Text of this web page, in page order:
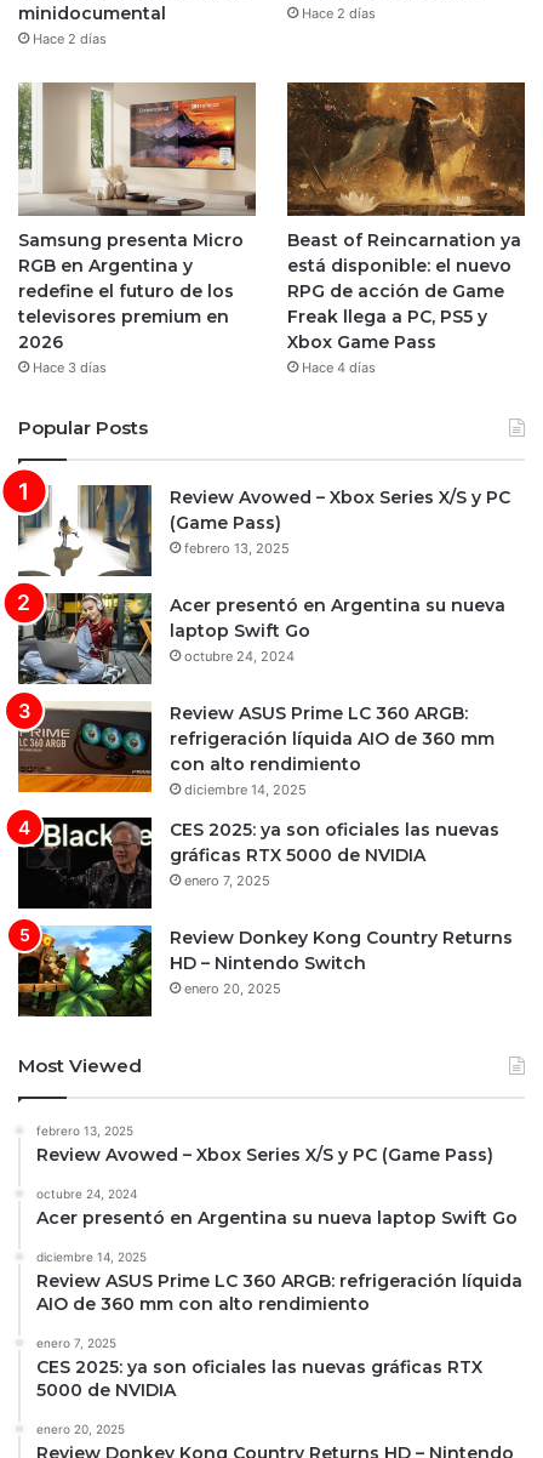
minidocumental
Hace 2 días
Hace 2 días
Samsung presenta Micro
RGB en Argentina y
redefine el futuro de los
televisores premium en
2026
Hace 3 días
Beast of Reincarnation ya
está disponible: el nuevo
RPG de acción de Game
Freak llega a PC, PS5 y
Xbox Game Pass
Hace 4 días
Popular Posts
Review Avowed – Xbox Series X/S y PC
(Game Pass)
febrero 13, 2025
Acer presentó en Argentina su nueva
laptop Swift Go
octubre 24, 2024
Review ASUS Prime LC 360 ARGB:
refrigeración líquida AIO de 360 mm
con alto rendimiento
diciembre 14, 2025
CES 2025: ya son oficiales las nuevas
gráficas RTX 5000 de NVIDIA
enero 7, 2025
Review Donkey Kong Country Returns
HD – Nintendo Switch
enero 20, 2025
Most Viewed
febrero 13, 2025
Review Avowed – Xbox Series X/S y PC (Game Pass)
octubre 24, 2024
Acer presentó en Argentina su nueva laptop Swift Go
diciembre 14, 2025
Review ASUS Prime LC 360 ARGB: refrigeración líquida
AIO de 360 mm con alto rendimiento
enero 7, 2025
CES 2025: ya son oficiales las nuevas gráficas RTX
5000 de NVIDIA
enero 20, 2025